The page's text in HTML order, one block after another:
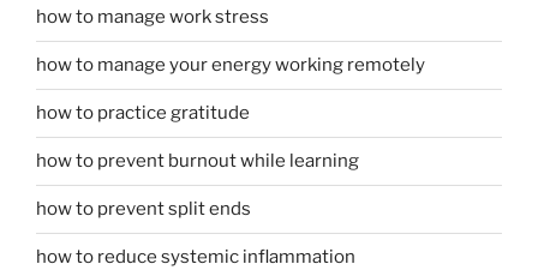
how to manage work stress
how to manage your energy working remotely
how to practice gratitude
how to prevent burnout while learning
how to prevent split ends
how to reduce systemic inflammation